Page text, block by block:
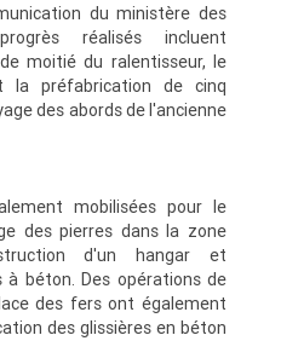
du ministère des
réalisés incluent
moitié du ralentisseur, le
la préfabrication de cinq
des abords de l'ancienne
mobilisées pour le
des pierres dans la zone
d'un hangar et
béton. Des opérations de
des fers ont également
des glissières en béton